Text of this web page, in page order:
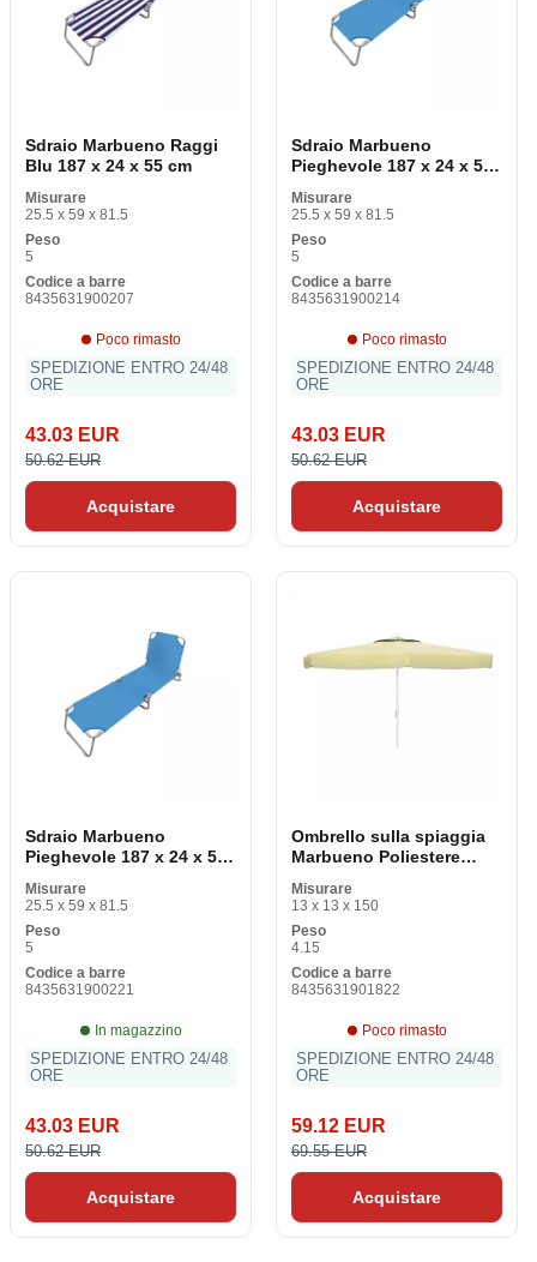
Sdraio Marbueno Raggi
Blu 187 x 24 x 55 cm
Misurare
25.5 x 59 x 81.5
Peso
5
Codice a barre
8435631900207
Poco rimasto
SPEDIZIONE ENTRO 24/48
ORE
43.03 EUR
50.62 EUR
Acquistare
Sdraio Marbueno
Pieghevole 187 x 24 x 55
Misurare
25.5 x 59 x 81.5
Peso
5
Codice a barre
8435631900214
Poco rimasto
SPEDIZIONE ENTRO 24/48
ORE
43.03 EUR
50.62 EUR
Acquistare
Sdraio Marbueno
Pieghevole 187 x 24 x 55
Misurare
25.5 x 59 x 81.5
Peso
5
Codice a barre
8435631900221
In magazzino
SPEDIZIONE ENTRO 24/48
ORE
43.03 EUR
50.62 EUR
Acquistare
Ombrello sulla spiaggia
Marbueno Poliestere
Misurare
13 x 13 x 150
Peso
4.15
Codice a barre
8435631901822
Poco rimasto
SPEDIZIONE ENTRO 24/48
ORE
59.12 EUR
69.55 EUR
Acquistare